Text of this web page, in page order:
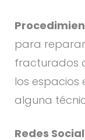
para
fracturados
los espacios
alguna
Redes